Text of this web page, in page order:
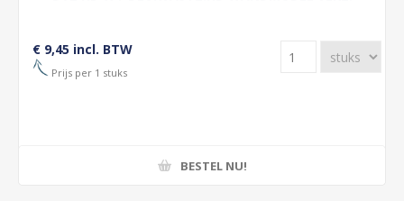
€ 9,45 incl. BTW
Prijs per 1 stuks
BESTEL NU!